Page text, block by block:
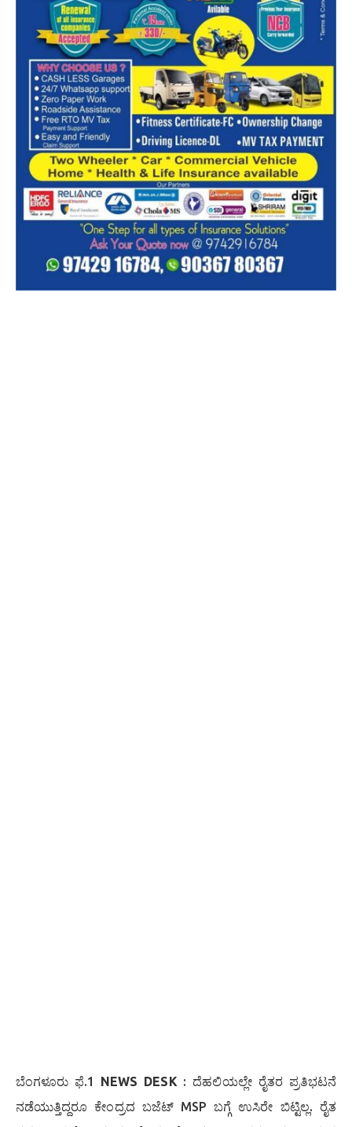
ಬೆಂಗಳೂರು ಫೆ.1 NEWS DESK : ದೆಹಲಿಯಲ್ಲೇ ರೈತರ ಪ್ರತಿಭಟನೆ
ನಡೆಯುತ್ತಿದ್ದರೂ ಕೇಂದ್ರದ ಬಜೆಟ್ MSP ಬಗ್ಗೆ ಉಸಿರೇ ಬಿಟ್ಟಿಲ್ಲ. ರೈತ